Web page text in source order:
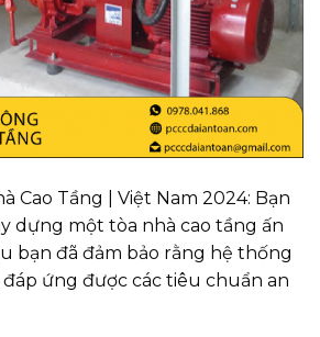
Cao Tầng | Việt Nam 2024: Bạn
dựng một tòa nhà cao tầng ấn
bạn đã đảm bảo rằng hệ thống
đáp ứng được các tiêu chuẩn an